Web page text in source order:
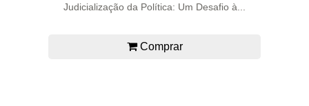
Judicialização da Política: Um Desafio à...
Comprar